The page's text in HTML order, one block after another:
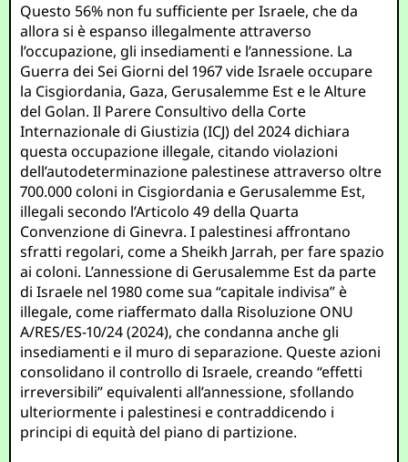
Questo 56% non fu sufficiente per Israele, che da
allora si è espanso illegalmente attraverso
l’occupazione, gli insediamenti e l’annessione. La
Guerra dei Sei Giorni del 1967 vide Israele occupare
la Cisgiordania, Gaza, Gerusalemme Est e le Alture
del Golan. Il Parere Consultivo della Corte
Internazionale di Giustizia (ICJ) del 2024 dichiara
questa occupazione illegale, citando violazioni
dell’autodeterminazione palestinese attraverso oltre
700.000 coloni in Cisgiordania e Gerusalemme Est,
illegali secondo l’Articolo 49 della Quarta
Convenzione di Ginevra. I palestinesi affrontano
sfratti regolari, come a Sheikh Jarrah, per fare spazio
ai coloni. L’annessione di Gerusalemme Est da parte
di Israele nel 1980 come sua “capitale indivisa” è
illegale, come riaffermato dalla Risoluzione ONU
A/RES/ES-10/24 (2024), che condanna anche gli
insediamenti e il muro di separazione. Queste azioni
consolidano il controllo di Israele, creando “effetti
irreversibili” equivalenti all’annessione, sfollando
ulteriormente i palestinesi e contraddicendo i
principi di equità del piano di partizione.